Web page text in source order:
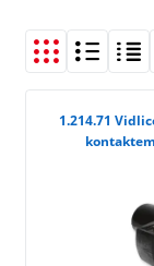
1.214.71 Vidlice dvojpólová IP 40 s ochranným